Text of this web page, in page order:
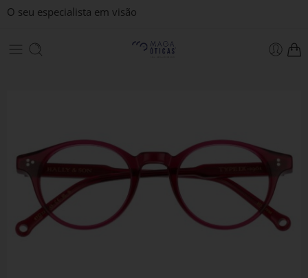
O seu especialista em visão